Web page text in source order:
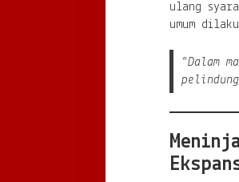
ulang
umum
“Dalam